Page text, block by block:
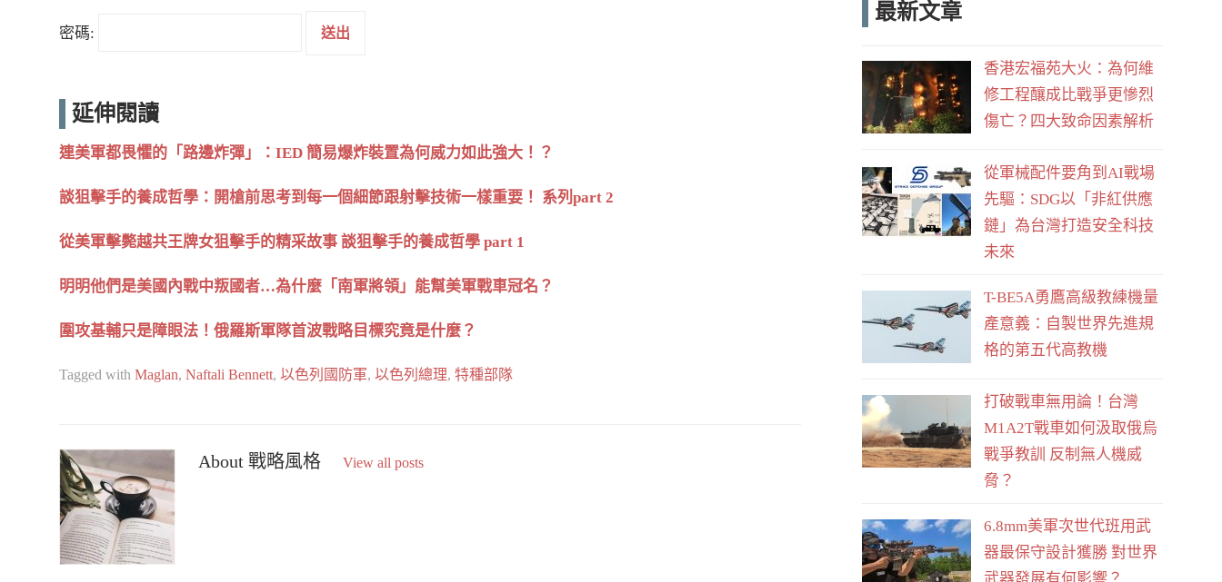
密碼:
延伸閱讀
連美軍都畏懼的「路邊炸彈」：IED 簡易爆炸裝置為何威力如此強大！？
談狙擊手的養成哲學：開槍前思考到每一個細節跟射擊技術一樣重要！ 系列part 2
從美軍擊斃越共王牌女狙擊手的精采故事 談狙擊手的養成哲學 part 1
明明他們是美國內戰中叛國者…為什麼「南軍將領」能幫美軍戰車冠名？
圍攻基輔只是障眼法！俄羅斯軍隊首波戰略目標究竟是什麼？
Tagged with Maglan, Naftali Bennett, 以色列國防軍, 以色列總理, 特種部隊
About 戰略風格 View all posts
e
o
o
k
d
最新文章
香港宏福苑大火：為何維
修工程釀成比戰爭更慘烈
傷亡？四大致命因素解析
從軍械配件要角到AI戰場
先驅：SDG以「非紅供應
鏈」為台灣打造安全科技
未來
T-BE5A勇鷹高級教練機量
產意義：自製世界先進規
格的第五代高教機
打破戰車無用論！台灣
M1A2T戰車如何汲取俄烏
戰爭教訓 反制無人機威
脅？
6.8mm美軍次世代班用武
器最保守設計獲勝 對世界